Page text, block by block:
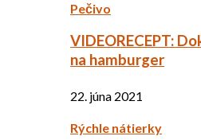
Pečivo
VIDEORECEPT:
na hamburger
22. júna 2021
Rýchle nátierky